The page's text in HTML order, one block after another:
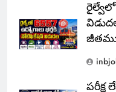
పరీక్ష